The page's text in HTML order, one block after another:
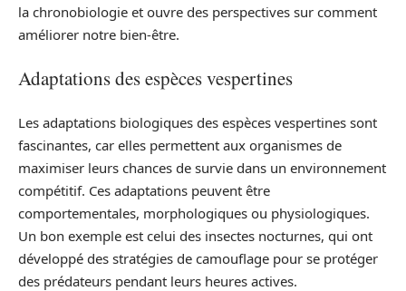
la chronobiologie et ouvre des perspectives sur comment
améliorer notre bien-être.
Adaptations des espèces vespertines
Les adaptations biologiques des espèces vespertines sont
fascinantes, car elles permettent aux organismes de
maximiser leurs chances de survie dans un environnement
compétitif. Ces adaptations peuvent être
comportementales, morphologiques ou physiologiques.
Un bon exemple est celui des insectes nocturnes, qui ont
développé des stratégies de camouflage pour se protéger
des prédateurs pendant leurs heures actives.